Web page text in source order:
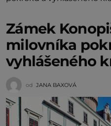
Zámek
milovníka
vyhlášeného
od JANA BAXOVÁ